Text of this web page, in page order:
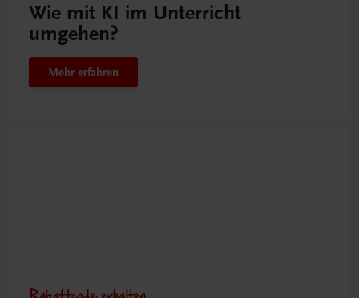
Wie mit KI im Unterricht
umgehen?
Mehr erfahren